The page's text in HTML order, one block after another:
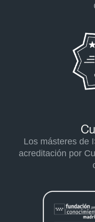
Los másteres de
acreditación por